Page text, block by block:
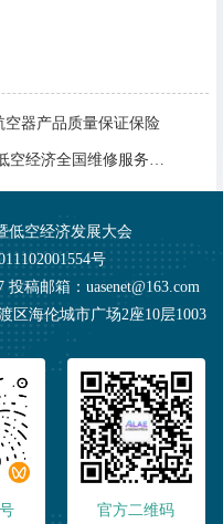
空器产品质量保证保险
联手九天飞院 山河星航打造低空经济全国维修服务网络
低空经济发展大会
号
投稿邮箱：uasenet@163.com
区海伦城市广场2座10层1003
官方二维码